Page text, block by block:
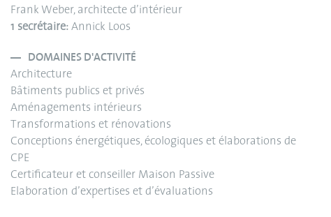
Frank Weber, architecte d’intérieur
1 secrétaire: Annick Loos
DOMAINES D'ACTIVITÉ
Architecture
Bâtiments publics et privés
Aménagements intérieurs
Transformations et rénovations
Conceptions énergétiques, écologiques et élaborations de
CPE
Certificateur et conseiller Maison Passive
Elaboration d’expertises et d’évaluations